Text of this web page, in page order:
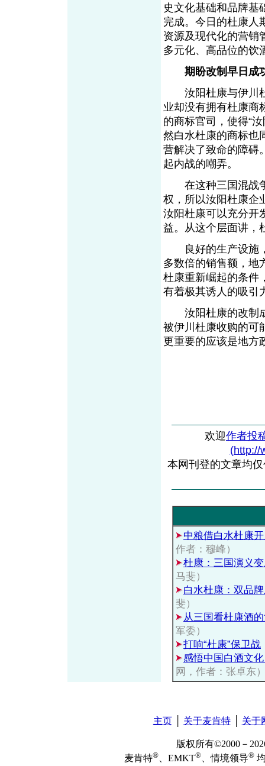
史文化基础和品牌基
完成。今日的杜康人
资源及现代化的营销
多元化、高品位的饮
期盼改制早日成
汝阳杜康与伊川杜
业却没有拥有杜康商
的商标官司，使得“
然白水杜康的商标也
营解决了致命的障碍
起内战的嘲弄。
在这种三国混战争
权，所以汝阳杜康企
汝阳杜康可以充分开
益。从这个层面讲，
良好的生产设施，
多数倍的销售额，地
杜康重新崛起的条件
有着极其诱人的吸引
汝阳杜康的改制成
被伊川杜康收购的可
更重要的应该是地方
欢迎作者投
(http://
本网刊登的文章均
中粮借白水杜康
作者：穆峰）
杜康：三国演义
马斐）
白水杜康：双品
斐）
从三国看杜康酒
军委）
打响“杜康”保卫战
感悟中国白酒文
网，作者：张卓东
主页│ 关于麦肯特│ 关于
版权所有©2000－
麦肯特® 、EMKT® 、情境领导®